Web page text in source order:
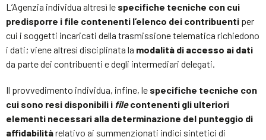
L’Agenzia individua altresì le specifiche tecniche con cui
predisporre i file contenenti l’elenco dei contribuenti per
cui i soggetti incaricati della trasmissione telematica richiedono
i dati; viene altresì disciplinata la modalità di accesso ai dati
da parte dei contribuenti e degli intermediari delegati.
Il provvedimento individua, infine, le specifiche tecniche con
cui sono resi disponibili i filecontenenti gli ulteriori
elementi necessari alla determinazione del punteggio di
affidabilitàrelativo ai summenzionati indici sintetici di